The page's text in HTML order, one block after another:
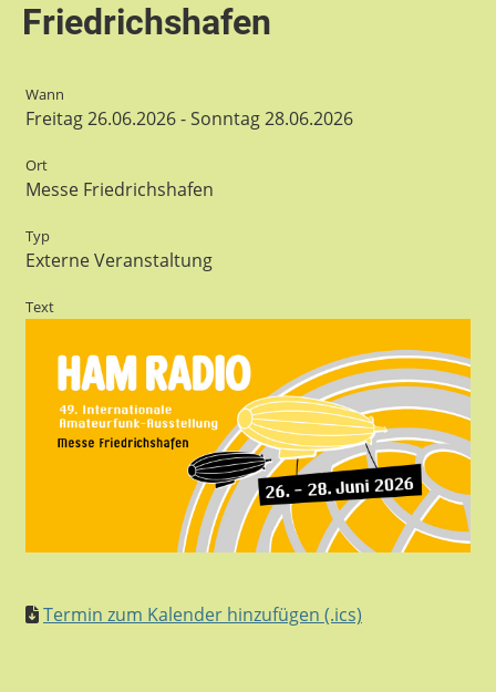
Friedrichshafen
Wann
Freitag 26.06.2026 - Sonntag 28.06.2026
Ort
Messe Friedrichshafen
Typ
Externe Veranstaltung
Text
Termin zum Kalender hinzufügen (.ics)